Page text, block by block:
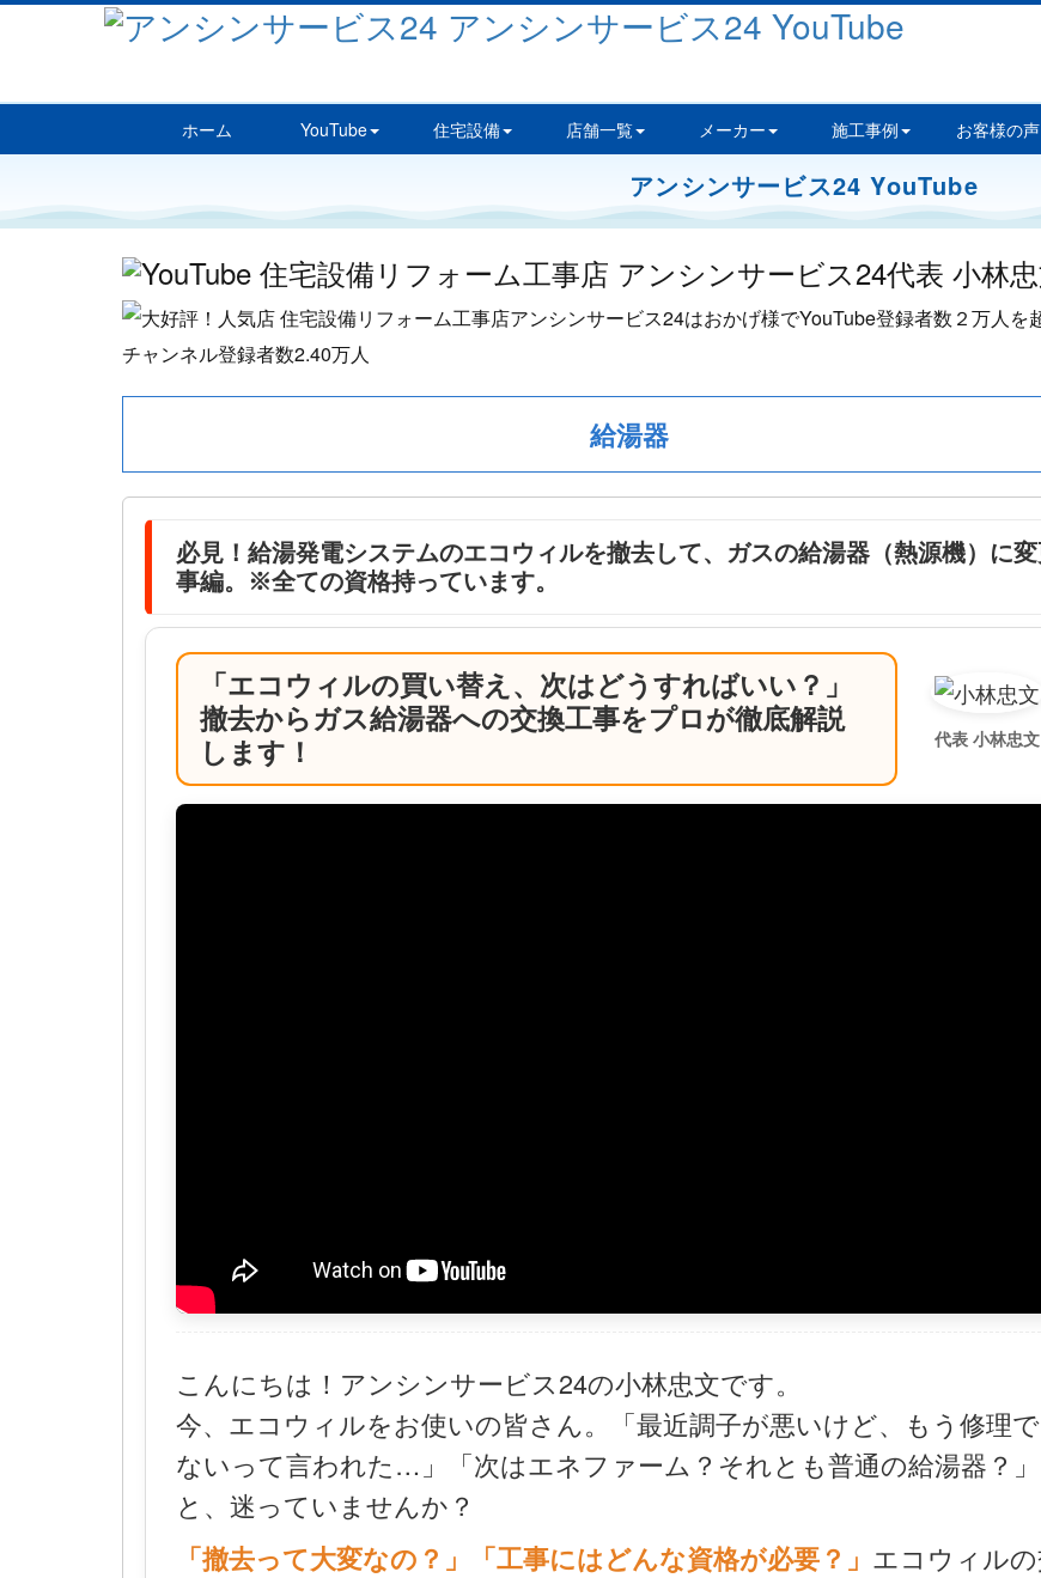
ホーム YouTube 住宅設備 店舗一覧 メーカー 施工事例 お客様の声
アンシンサービス24 YouTube
給湯器
必見！給湯発電システムのエコウィルを撤去して、ガスの給湯器（熱源機）に
事編。※全ての資格持っています。
「エコウィルの買い替え、次はどうすればいい？」
撤去からガス給湯器への交換工事をプロが徹底解説
します！
代表 小林忠文
こんにちは！アンシンサービス24の小林忠文です。
今、エコウィルをお使いの皆さん。「最近調子が悪いけど、もう修理で
ないって言われた…」「次はエネファーム？それとも普通の給湯器？」
と、迷っていませんか？
「撤去って大変なの？」「工事にはどんな資格が必要？」 エコウィル